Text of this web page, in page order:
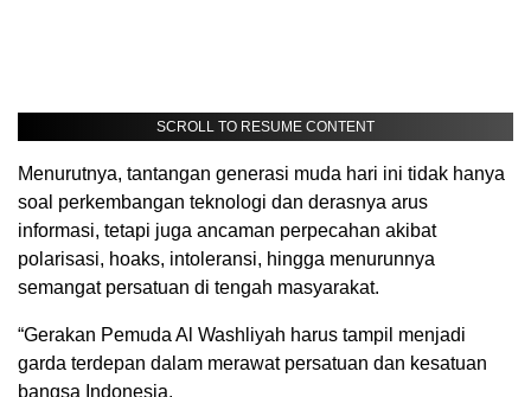
SCROLL TO RESUME CONTENT
Menurutnya, tantangan generasi muda hari ini tidak hanya
soal perkembangan teknologi dan derasnya arus
informasi, tetapi juga ancaman perpecahan akibat
polarisasi, hoaks, intoleransi, hingga menurunnya
semangat persatuan di tengah masyarakat.
“Gerakan Pemuda Al Washliyah harus tampil menjadi
garda terdepan dalam merawat persatuan dan kesatuan
bangsa Indonesia.